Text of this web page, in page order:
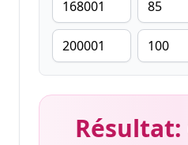
Résultat: